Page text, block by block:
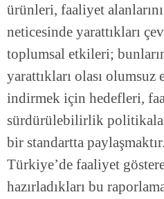
ürünleri, faaliyet
neticesinde yarattıkları
toplumsal etkileri;
yarattıkları olası
indirmek için hedefleri,
sürdürülebilirlik
bir standartta
Türkiye’de faaliyet
hazırladıkları bu